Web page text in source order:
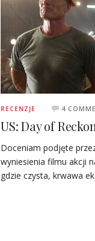
RECENZJE 4
US: Day of
Doceniam podjęte
wyniesienia filmu akcji
gdzie czysta, krwawa